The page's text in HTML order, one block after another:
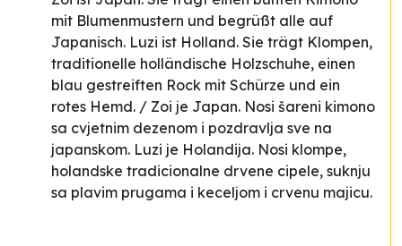
mit Blumenmustern und begrüßt alle auf
Japanisch. Luzi ist Holland. Sie trägt Klompen,
traditionelle holländische Holzschuhe, einen
blau gestreiften Rock mit Schürze und ein
rotes Hemd. / Zoi je Japan. Nosi šareni kimono
sa cvjetnim dezenom i pozdravlja sve na
japanskom. Luzi je Holandija. Nosi klompe,
holandske tradicionalne drvene cipele, suknju
sa plavim prugama i keceljom i crvenu majicu.